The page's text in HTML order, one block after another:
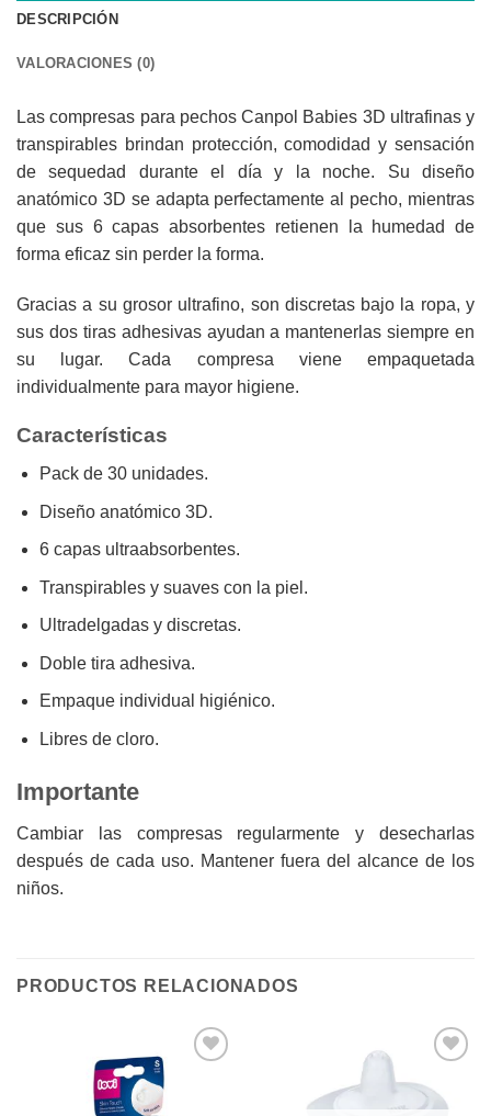
DESCRIPCIÓN
VALORACIONES (0)
Las compresas para pechos Canpol Babies 3D ultrafinas y
transpirables brindan protección, comodidad y sensación
de sequedad durante el día y la noche. Su diseño
anatómico 3D se adapta perfectamente al pecho, mientras
que sus 6 capas absorbentes retienen la humedad de
forma eficaz sin perder la forma.
Gracias a su grosor ultrafino, son discretas bajo la ropa, y
sus dos tiras adhesivas ayudan a mantenerlas siempre en
su lugar. Cada compresa viene empaquetada
individualmente para mayor higiene.
Características
Pack de 30 unidades.
Diseño anatómico 3D.
6 capas ultraabsorbentes.
Transpirables y suaves con la piel.
Ultradelgadas y discretas.
Doble tira adhesiva.
Empaque individual higiénico.
Libres de cloro.
Importante
Cambiar las compresas regularmente y desecharlas
después de cada uso. Mantener fuera del alcance de los
niños.
PRODUCTOS RELACIONADOS
a la
lista de